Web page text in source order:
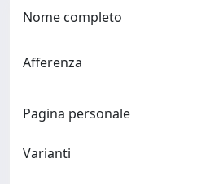
Nome completo
Afferenza
Pagina personale
Varianti